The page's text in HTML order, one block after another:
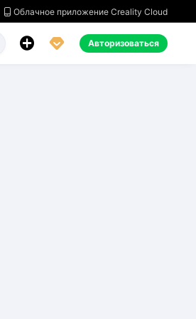
 Облачное приложение Creality Cloud
  Авторизоваться